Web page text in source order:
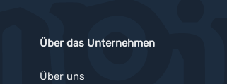
Über das Unternehmen
Über uns